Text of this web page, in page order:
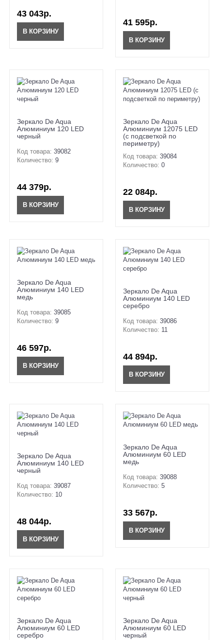
43 043р.
В КОРЗИНУ
41 595р.
В КОРЗИНУ
Зеркало De Aqua
Алюминиум 120 LED
черный
Код товара: 39082
Количество: 9
44 379р.
В КОРЗИНУ
Зеркало De Aqua
Алюминиум 12075 LED
(с подсветкой по
периметру)
Код товара: 39084
Количество: 0
22 084р.
В КОРЗИНУ
Зеркало De Aqua
Алюминиум 140 LED
медь
Код товара: 39085
Количество: 9
46 597р.
В КОРЗИНУ
Зеркало De Aqua
Алюминиум 140 LED
серебро
Код товара: 39086
Количество: 11
44 894р.
В КОРЗИНУ
Зеркало De Aqua
Алюминиум 140 LED
черный
Код товара: 39087
Количество: 10
48 044р.
В КОРЗИНУ
Зеркало De Aqua
Алюминиум 60 LED
медь
Код товара: 39088
Количество: 5
33 567р.
В КОРЗИНУ
Зеркало De Aqua
Алюминиум 60 LED
серебро
Зеркало De Aqua
Алюминиум 60 LED
черный